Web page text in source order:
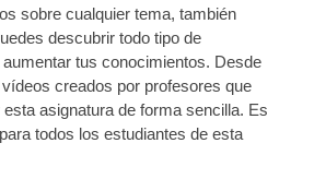
sobre cualquier tema, también
descubrir todo tipo de
tus conocimientos. Desde
creados por profesores que
asignatura de forma sencilla. Es
todos los estudiantes de esta